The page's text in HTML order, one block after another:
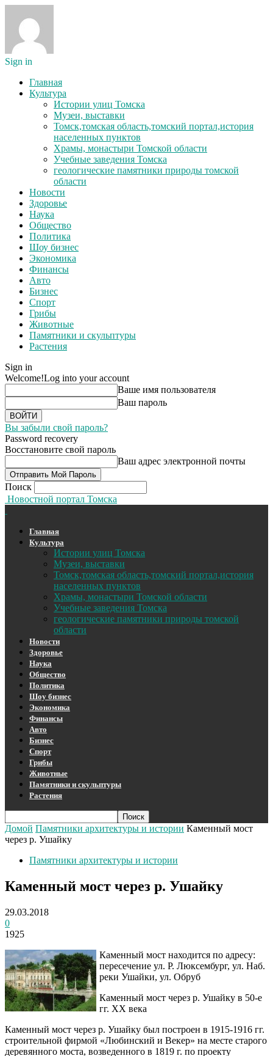
Sign in
Главная
Культура
Истории улиц Томска
Музеи, выставки
Томск,томская область,томский портал,история
населенных пунктов
Храмы, монастыри Томской области
Учебные заведения Томска
геологические памятники природы томской
области
Новости
Здоровье
Наука
Общество
Политика
Шоу бизнес
Экономика
Финансы
Авто
Бизнес
Спорт
Грибы
Животные
Памятники и скульптуры
Растения
Sign in
Welcome!Log into your account
Ваше имя пользователя
Ваш пароль
Вы забыли свой пароль?
Password recovery
Восстановите свой пароль
Ваш адрес электронной почты
Поиск
Новостной портал Томска
Главная
Культура
Истории улиц Томска
Музеи, выставки
Томск,томская область,томский портал,история
населенных пунктов
Храмы, монастыри Томской области
Учебные заведения Томска
геологические памятники природы томской
области
Новости
Здоровье
Наука
Общество
Политика
Шоу бизнес
Экономика
Финансы
Авто
Бизнес
Спорт
Грибы
Животные
Памятники и скульптуры
Растения
Домой Памятники архитектуры и истории Каменный мост
через р. Ушайку
Памятники архитектуры и истории
Каменный мост через р. Ушайку
29.03.2018
0
1925
Каменный мост находится по адресу:
пересечение ул. Р. Люксембург, ул. Наб.
реки Ушайки, ул. Обруб
Каменный мост через р. Ушайку в 50-е
гг. XX века
Каменный мост через р. Ушайку был построен в 1915-1916 гг.
строительной фирмой «Любинский и Векер» на месте старого
деревянного моста, возведенного в 1819 г. по проекту